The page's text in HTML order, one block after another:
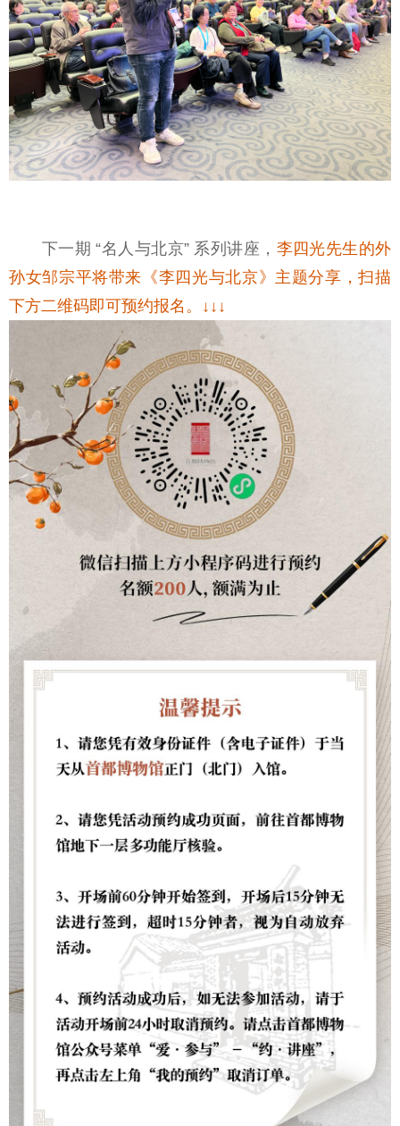
下一期 “名人与北京” 系列讲座， 李四光先生的外
孙女邹宗平将带来《李四光与北京》主题分享，扫描
下方二维码即可预约报名。↓↓↓